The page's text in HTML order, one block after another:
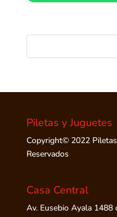
Piletas y Juguetes
Copyright© 2022
Reservados
Casa Central
Av. Eusebio Ayala